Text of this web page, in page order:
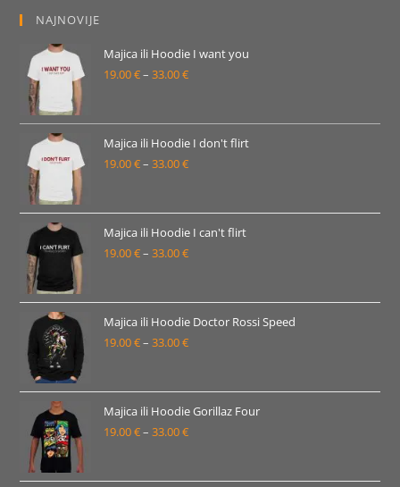
NAJNOVIJE
Majica ili Hoodie I want you
19.00€– 33.00€Raspon
od
19.00 €
do
Majica ili Hoodie I don't flirt
19.00€– 33.00€Raspon
od
19.00 €
do
Majica ili Hoodie I can't flirt
19.00€– 33.00€Raspon
od
19.00 €
do
Majica ili Hoodie Doctor Rossi Speed
19.00€– 33.00€Raspon
od
19.00 €
do
Majica ili Hoodie Gorillaz Four
19.00€– 33.00€Raspon
od